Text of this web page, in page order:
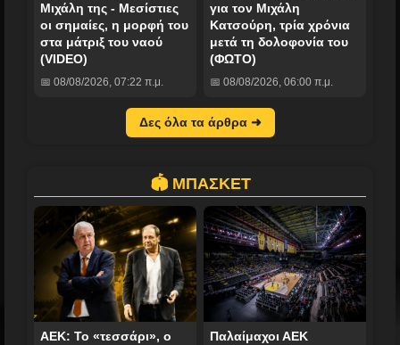
Μιχάλη της - Μεσίστιες
οι σημαίες, η μορφή του
στα μάτριξ του ναού
(VIDEO)
📅 08/08/2026, 07:22 π.μ.
για τον Μιχάλη
Κατσούρη, τρία χρόνια
μετά τη δολοφονία του
(ΦΩΤΟ)
📅 08/08/2026, 06:00 π.μ.
Δες όλα τα άρθρα ➜
🏟️ ΜΠΑΣΚΕΤ
ΑΕΚ: Το «τεσσάρι», ο
Παλαίμαχοι ΑΕΚ